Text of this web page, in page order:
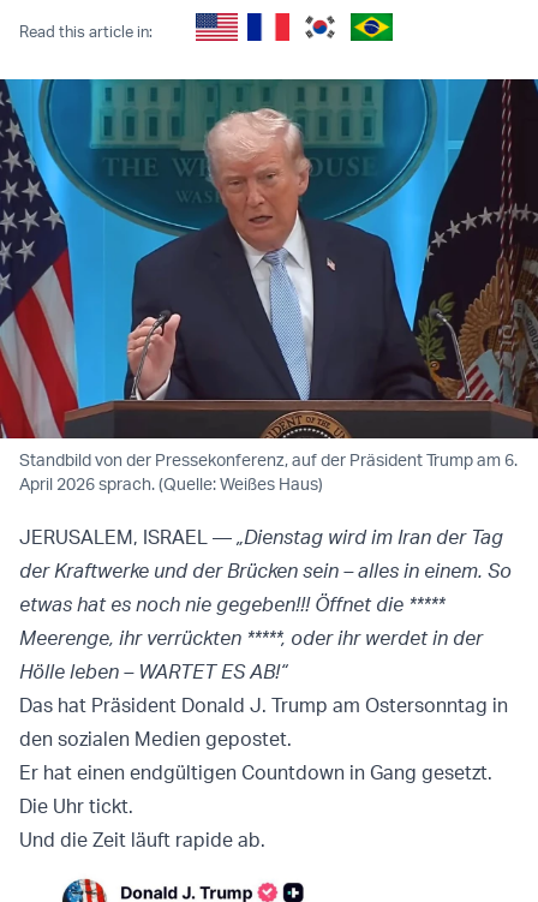
Read this article in:
Standbild von der Pressekonferenz, auf der Präsident Trump am 6.
April 2026 sprach. (Quelle: Weißes Haus)
JERUSALEM, ISRAEL — „Dienstag wird im Iran der Tag
der Kraftwerke und der Brücken sein – alles in einem. So
etwas hat es noch nie gegeben!!! Öffnet die *****
Meerenge, ihr verrückten *****, oder ihr werdet in der
Hölle leben – WARTET ES AB!“
Das hat Präsident Donald J. Trump am Ostersonntag in
den sozialen Medien gepostet.
Er hat einen endgültigen Countdown in Gang gesetzt.
Die Uhr tickt.
Und die Zeit läuft rapide ab.